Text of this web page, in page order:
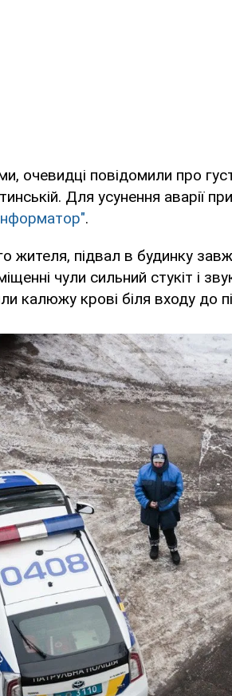
очевидці повідомили про
Для усунення аварії
.
жителя, підвал в будинку
чули сильний стукіт і
калюжу крові біля входу до